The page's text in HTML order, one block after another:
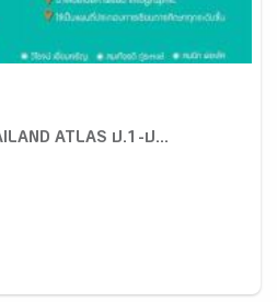
ATLAS ป.1-ป...